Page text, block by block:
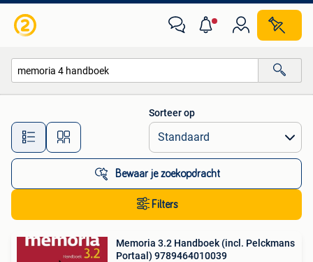
Alle afstanden…
Sorteer op
Bewaar je zoekopdracht
Filters
Memoria 3.2 Handboek (incl. Pelckmans
Portaal) 9789464010039